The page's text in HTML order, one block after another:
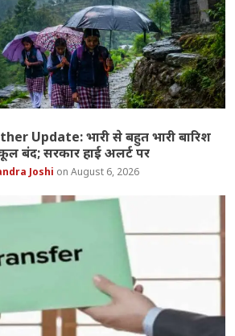
Update: भारी से बहुत भारी बारिश
बंद; सरकार हाई अलर्ट पर
Joshi August 6, 2026